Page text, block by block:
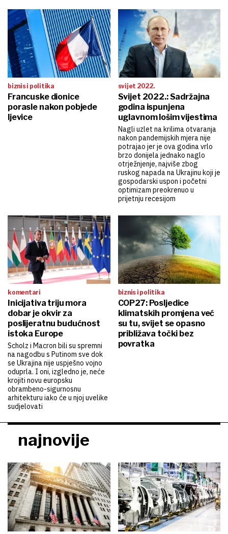
biznis i politika
Francuske dionice
porasle nakon pobjede
ljevice
svijet 2022.
Svijet 2022.: Sadržajna
godina ispunjena
uglavnom lošim vijestima
Nagli uzlet na krilima otvaranja
nakon pandemijskih mjera nije
potrajao jer je ova godina vrlo
brzo donijela jednako naglo
otrježnjenje, najviše zbog
ruskog napada na Ukrajinu koji je
gospodarski uspon i početni
optimizam preokrenuo u
prijetnju recesijom
komentari
Inicijativa triju mora
dobar je okvir za
poslijeratnu budućnost
istoka Europe
Scholz i Macron bili su spremni
na nagodbu s Putinom sve dok
se Ukrajina nije uspješno vojno
oduprla. I oni, izgledno je, neće
krojiti novu europsku
obrambeno-sigurnosnu
arhitekturu iako će u njoj uvelike
sudjelovati
biznis i politika
COP27: Posljedice
klimatskih promjena već
su tu, svijet se opasno
približava točki bez
povratka
najnovije